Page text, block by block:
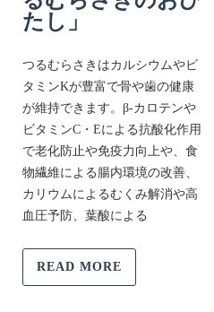
たし」
つるむらさきはカルシウムやビ
タミンKが豊富で骨や歯の健康
が維持できます。β-カロテンや
ビタミンC・Eによる抗酸化作用
で老化防止や免疫力向上や、食
物繊維による腸内環境の改善、
カリウムによるむくみ解消や高
血圧予防、葉酸による
READ MORE